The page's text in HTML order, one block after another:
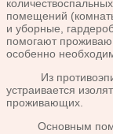
помещений
и уборные,
помогают
особенно
Из
устраивается
проживающих.
Основным